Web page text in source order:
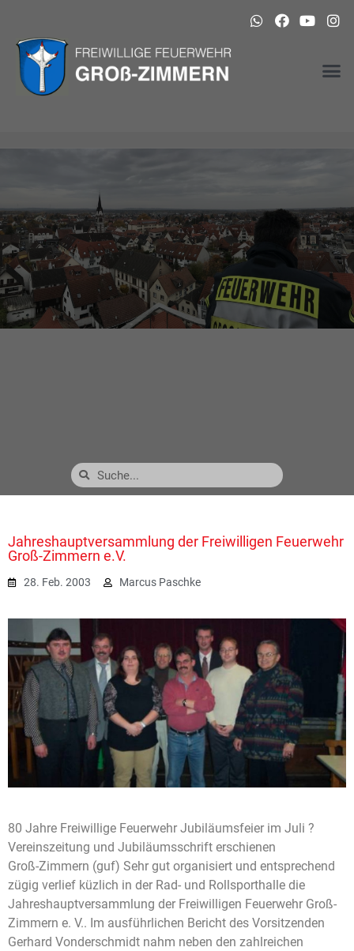
Jahreshauptversammlung der Freiwilligen Feuerwehr
Groß-Zimmern e.V.
28. Feb. 2003 Marcus Paschke
80 Jahre Freiwillige Feuerwehr Jubiläumsfeier im Juli ?
Vereinszeitung und Jubiläumsschrift erschienen
Groß-Zimmern (guf) Sehr gut organisiert und entsprechend
zügig verlief küzlich in der Rad- und Rollsporthalle die
Jahreshauptversammlung der Freiwilligen Feuerwehr Groß-
Zimmern e. V.. Im ausführlichen Bericht des Vorsitzenden
Gerhard Vonderschmidt nahm neben den zahlreichen